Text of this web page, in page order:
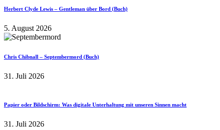
Herbert Clyde Lewis – Gentleman über Bord (Buch)
5. August 2026
Chris Chibnall – Septembermord (Buch)
31. Juli 2026
Papier oder Bildschirm: Was digitale Unterhaltung mit unseren Sinnen macht
31. Juli 2026